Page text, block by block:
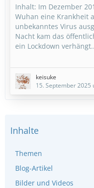
Inhalt: Im Dezember
Wuhan eine Krankheit
unbekanntes Virus
Nacht kam das
ein Lockdown
keisuke
15. September 2025
Inhalte
Themen
Blog-Artikel
Bilder und Videos